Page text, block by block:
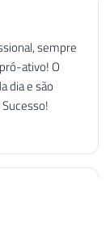
sempre
ativo! O
dia e são